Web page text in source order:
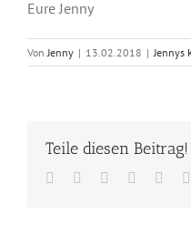
Eure Jenny
Von Jenny | 13.02.2018 | Jennys
Teile diesen Beitrag!
Facebook
TwitterReddit LinkedIn